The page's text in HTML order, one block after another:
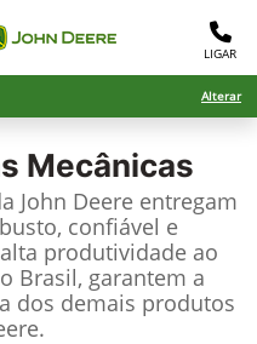
LIGAR
Alterar
Mecânicas
John Deere entregam
confiável e
produtividade ao
Brasil, garantem a
dos demais produtos